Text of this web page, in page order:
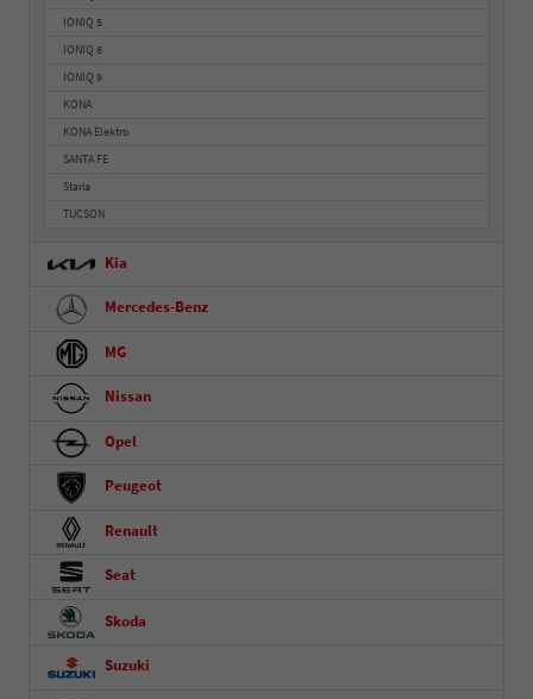
IONIQ 5
IONIQ 6
IONIQ 9
KONA
KONA Elektro
SANTA FE
Staria
TUCSON
Kia
Mercedes-Benz
MG
Nissan
Opel
Peugeot
Renault
Seat
Skoda
Suzuki